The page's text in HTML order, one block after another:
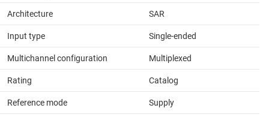
Architecture SAR
Input type Single-ended
Multichannel configuration Multiplexed
Rating Catalog
Reference mode Supply